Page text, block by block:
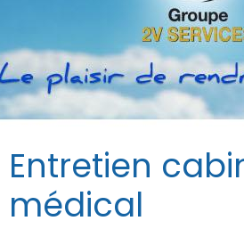
Entretien
médical